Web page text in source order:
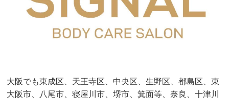
大阪でも東成区、天王寺区、中央区、生野区、都島区、東
大阪市、八尾市、寝屋川市、堺市、箕面等、奈良、十津川